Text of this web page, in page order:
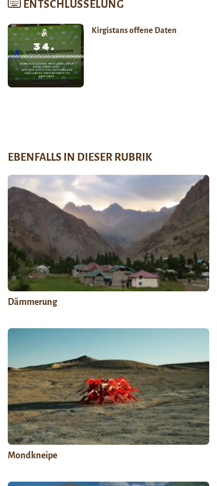
ENTSCHLÜSSELUNG
Kirgistans offene Daten
EBENFALLS IN DIESER RUBRIK
Dämmerung
Mondkneipe